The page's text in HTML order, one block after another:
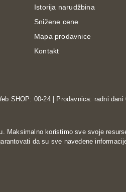
Istorija narudžbina
Snižene cene
Mapa prodavnice
Kontakt
SHOP: 00-24 | Prodavnica: radni
Maksimalno koristimo sve svoje
da su sve navedene